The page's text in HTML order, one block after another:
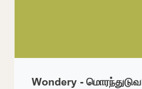
Wondery - மொரந்துடுவ